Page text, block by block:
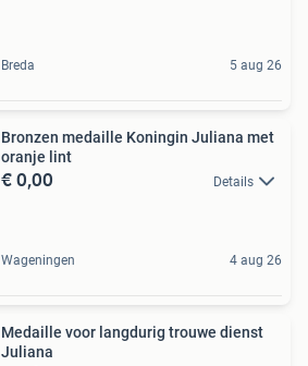
Breda 5 aug 26
Bronzen medaille Koningin Juliana met
oranje lint
€ 0,00 Details
Wageningen 4 aug 26
Medaille voor langdurig trouwe dienst
Juliana